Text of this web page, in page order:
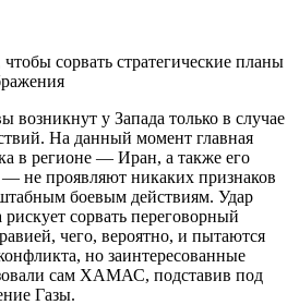
сорвать стратегические планы
возникнут у Запада только в случае
На данный момент главная
в регионе — Иран, а также его
не проявляют никаких признаков
боевым действиям. Удар
сорвать переговорный
чего, вероятно, и пытаются
но заинтересованные
сам ХАМАС, подставив под
Газы.